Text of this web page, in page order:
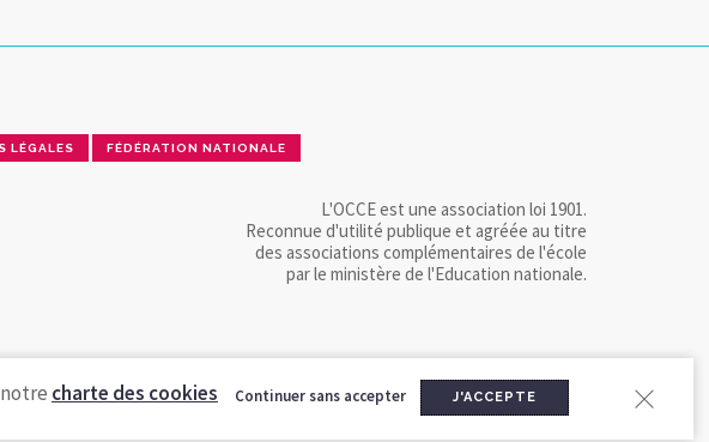
LÉGALES FÉDÉRATION NATIONALE
L'OCCE est une association loi 1901.
Reconnue d'utilité publique et agréée au titre
des associations complémentaires de l'école
par le ministère de l'Education nationale.
charte des cookies Continuer sans accepter J'ACCEPTE